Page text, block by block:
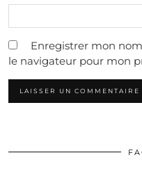
Enregistrer mon
le navigateur pour mon